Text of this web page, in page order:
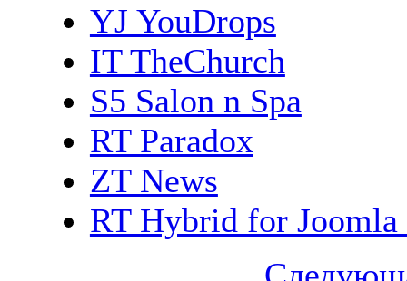
YJ YouDrops
IT TheChurch
S5 Salon n Spa
RT Paradox
ZT News
RT Hybrid for Joomla